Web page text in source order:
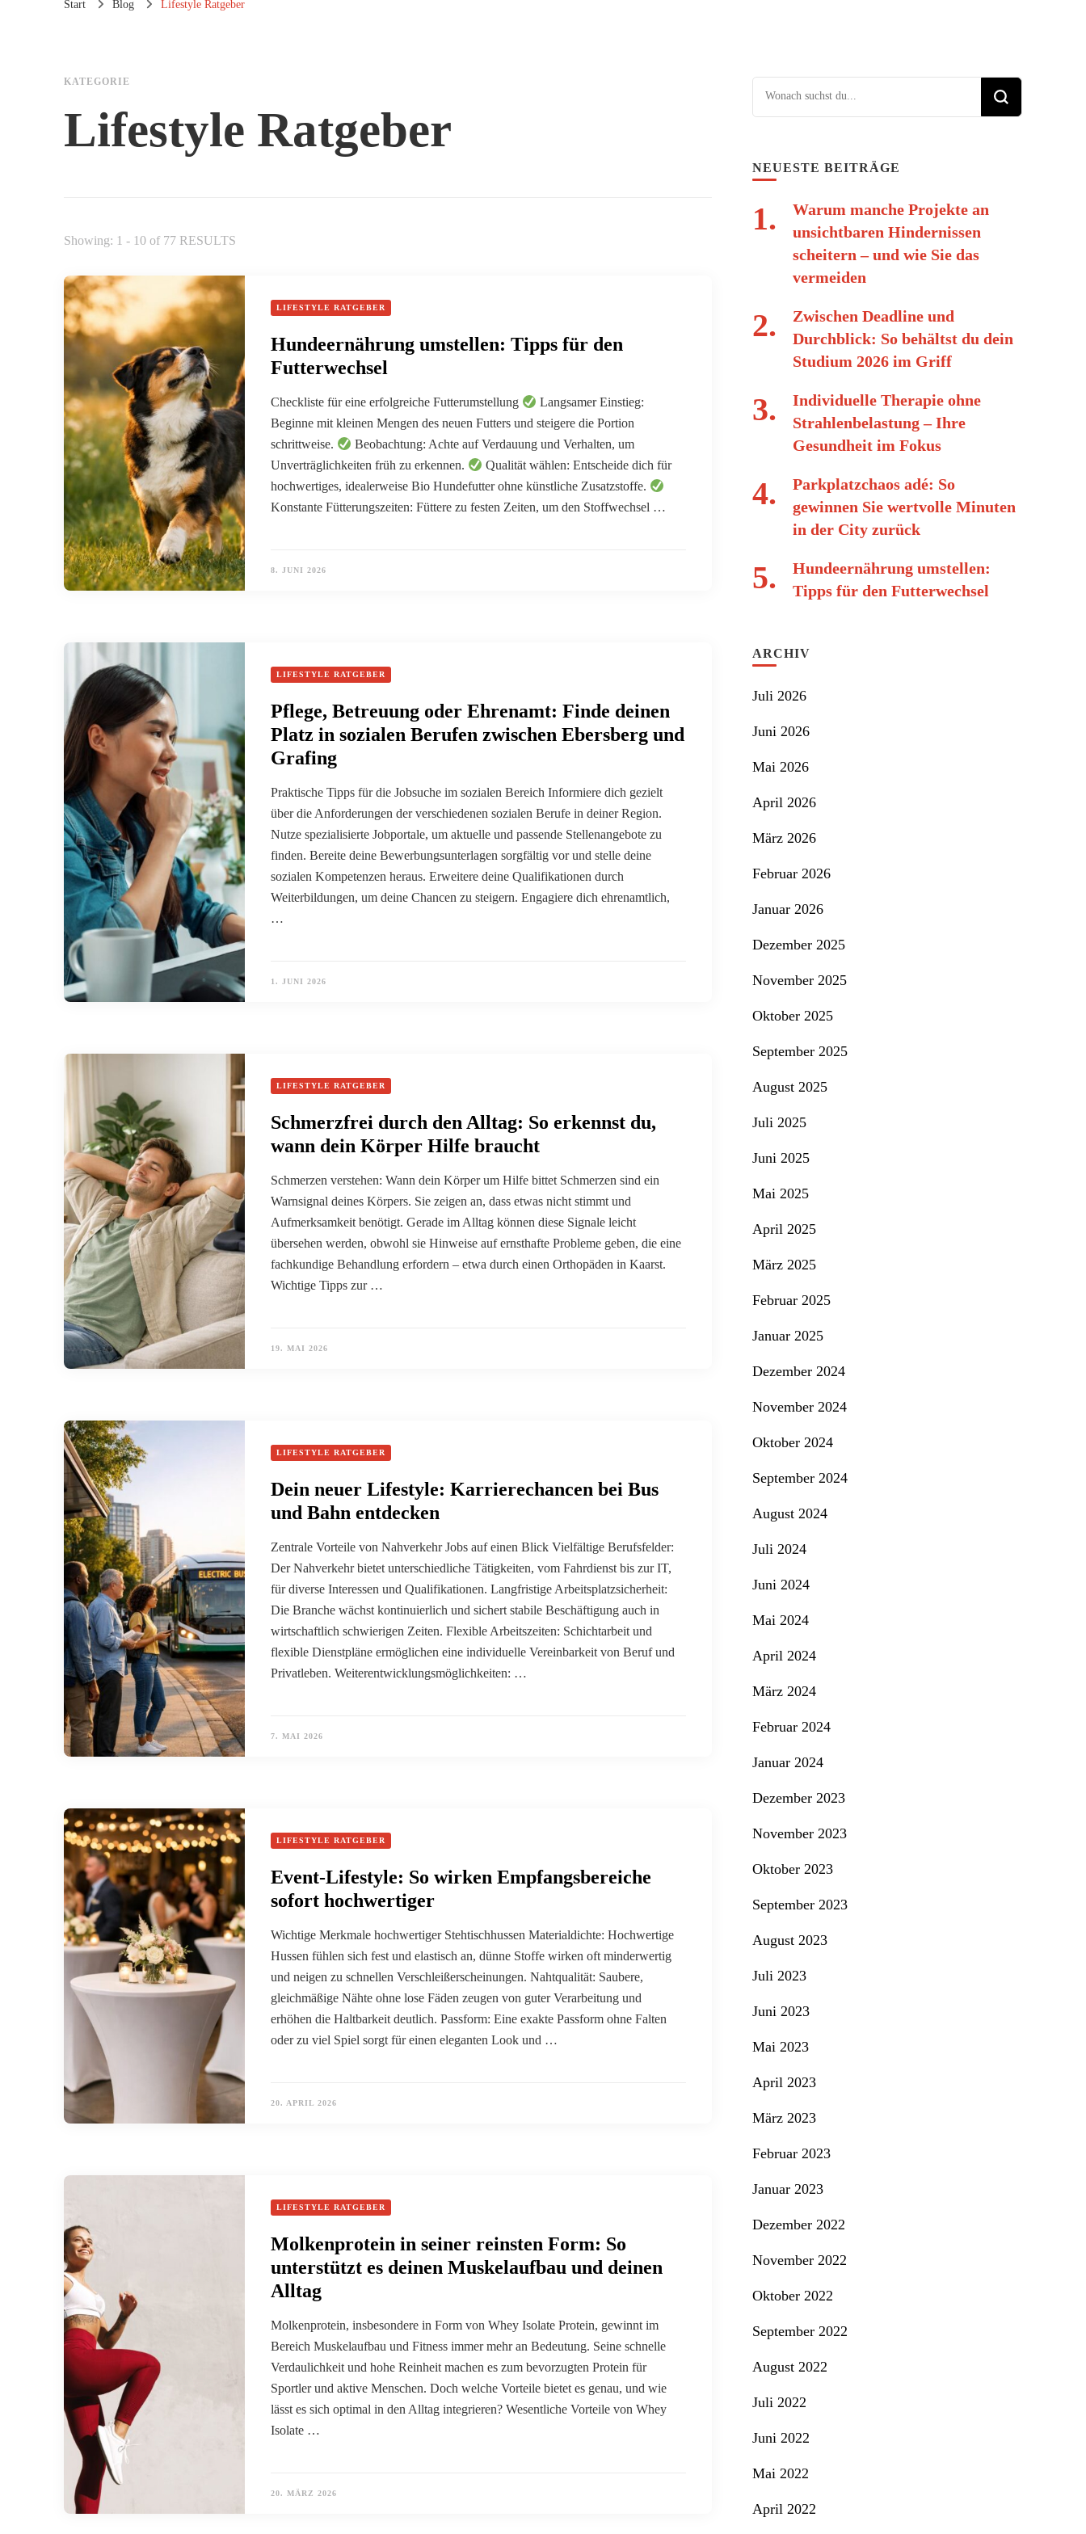
Start Blog Lifestyle Ratgeber
KATEGORIE
Lifestyle Ratgeber
Showing: 1 - 10 of 77 RESULTS
LIFESTYLE RATGEBER
Hundeernährung umstellen: Tipps für den
Futterwechsel
Checkliste für eine erfolgreiche Futterumstellung
Langsamer Einstieg:
Beginne mit kleinen Mengen des neuen Futters und steigere die Portion
schrittweise.
Beobachtung: Achte auf Verdauung und Verhalten, um
Unverträglichkeiten früh zu erkennen.
Qualität wählen: Entscheide dich für
hochwertiges, idealerweise Bio Hundefutter ohne künstliche Zusatzstoffe.
Konstante Fütterungszeiten: Füttere zu festen Zeiten, um den Stoffwechsel …
8. JUNI 2026
LIFESTYLE RATGEBER
Pflege, Betreuung oder Ehrenamt: Finde deinen
Platz in sozialen Berufen zwischen Ebersberg und
Grafing
Praktische Tipps für die Jobsuche im sozialen Bereich Informiere dich gezielt
über die Anforderungen der verschiedenen sozialen Berufe in deiner Region.
Nutze spezialisierte Jobportale, um aktuelle und passende Stellenangebote zu
finden. Bereite deine Bewerbungsunterlagen sorgfältig vor und stelle deine
sozialen Kompetenzen heraus. Erweitere deine Qualifikationen durch
Weiterbildungen, um deine Chancen zu steigern. Engagiere dich ehrenamtlich,
…
1. JUNI 2026
LIFESTYLE RATGEBER
Schmerzfrei durch den Alltag: So erkennst du,
wann dein Körper Hilfe braucht
Schmerzen verstehen: Wann dein Körper um Hilfe bittet Schmerzen sind ein
Warnsignal deines Körpers. Sie zeigen an, dass etwas nicht stimmt und
Aufmerksamkeit benötigt. Gerade im Alltag können diese Signale leicht
übersehen werden, obwohl sie Hinweise auf ernsthafte Probleme geben, die eine
fachkundige Behandlung erfordern – etwa durch einen Orthopäden in Kaarst.
Wichtige Tipps zur …
19. MAI 2026
LIFESTYLE RATGEBER
Dein neuer Lifestyle: Karrierechancen bei Bus
und Bahn entdecken
Zentrale Vorteile von Nahverkehr Jobs auf einen Blick Vielfältige Berufsfelder:
Der Nahverkehr bietet unterschiedliche Tätigkeiten, vom Fahrdienst bis zur IT,
für diverse Interessen und Qualifikationen. Langfristige Arbeitsplatzsicherheit:
Die Branche wächst kontinuierlich und sichert stabile Beschäftigung auch in
wirtschaftlich schwierigen Zeiten. Flexible Arbeitszeiten: Schichtarbeit und
flexible Dienstpläne ermöglichen eine individuelle Vereinbarkeit von Beruf und
Privatleben. Weiterentwicklungsmöglichkeiten: …
7. MAI 2026
LIFESTYLE RATGEBER
Event-Lifestyle: So wirken Empfangsbereiche
sofort hochwertiger
Wichtige Merkmale hochwertiger Stehtischhussen Materialdichte: Hochwertige
Hussen fühlen sich fest und elastisch an, dünne Stoffe wirken oft minderwertig
und neigen zu schnellen Verschleißerscheinungen. Nahtqualität: Saubere,
gleichmäßige Nähte ohne lose Fäden zeugen von guter Verarbeitung und
erhöhen die Haltbarkeit deutlich. Passform: Eine exakte Passform ohne Falten
oder zu viel Spiel sorgt für einen eleganten Look und …
20. APRIL 2026
LIFESTYLE RATGEBER
Molkenprotein in seiner reinsten Form: So
unterstützt es deinen Muskelaufbau und deinen
Alltag
Molkenprotein, insbesondere in Form von Whey Isolate Protein, gewinnt im
Bereich Muskelaufbau und Fitness immer mehr an Bedeutung. Seine schnelle
Verdaulichkeit und hohe Reinheit machen es zum bevorzugten Protein für
Sportler und aktive Menschen. Doch welche Vorteile bietet es genau, und wie
lässt es sich optimal in den Alltag integrieren? Wesentliche Vorteile von Whey
Isolate …
20. MÄRZ 2026
Suchst du nach etwas?
NEUESTE BEITRÄGE
Warum manche Projekte an
unsichtbaren Hindernissen
scheitern – und wie Sie das
vermeiden
Zwischen Deadline und
Durchblick: So behältst du dein
Studium 2026 im Griff
Individuelle Therapie ohne
Strahlenbelastung – Ihre
Gesundheit im Fokus
Parkplatzchaos adé: So
gewinnen Sie wertvolle Minuten
in der City zurück
Hundeernährung umstellen:
Tipps für den Futterwechsel
ARCHIV
Juli 2026
Juni 2026
Mai 2026
April 2026
März 2026
Februar 2026
Januar 2026
Dezember 2025
November 2025
Oktober 2025
September 2025
August 2025
Juli 2025
Juni 2025
Mai 2025
April 2025
März 2025
Februar 2025
Januar 2025
Dezember 2024
November 2024
Oktober 2024
September 2024
August 2024
Juli 2024
Juni 2024
Mai 2024
April 2024
März 2024
Februar 2024
Januar 2024
Dezember 2023
November 2023
Oktober 2023
September 2023
August 2023
Juli 2023
Juni 2023
Mai 2023
April 2023
März 2023
Februar 2023
Januar 2023
Dezember 2022
November 2022
Oktober 2022
September 2022
August 2022
Juli 2022
Juni 2022
Mai 2022
April 2022